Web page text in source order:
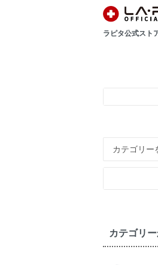
ラピタ公式スト
カテゴリ